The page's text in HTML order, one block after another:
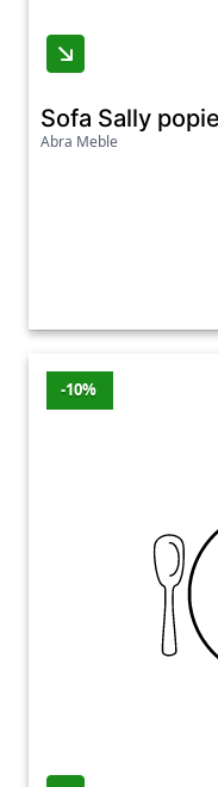
Sofa Sally
Abra Meble
-10%